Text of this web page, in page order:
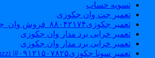
تسویه حساب
تعمیر جت وان جکوزی
تعمیر جکوزی۸۸۰۴۲۱۷۴_فروش وان_جکوزی
تعمیر خرابی برد مدار وان جکوزی
تعمیر خرابی برد مدار وان جکوزی
تعمیر سونا جکوزی۰۹۱۲۱۵۰۷۸۲۵#| Sauna | Jacuzzi